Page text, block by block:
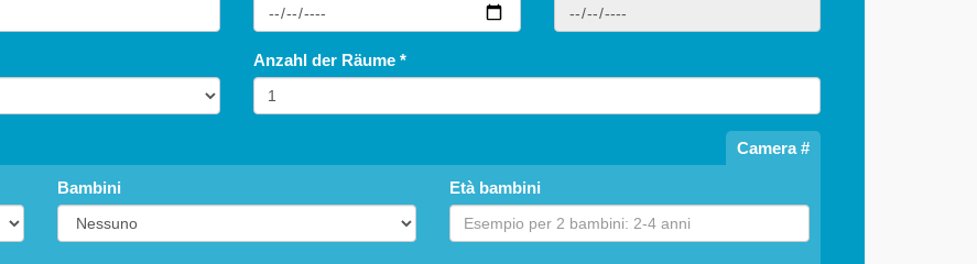
Anzahl der Räume *
Camera #
Bambini Età bambini